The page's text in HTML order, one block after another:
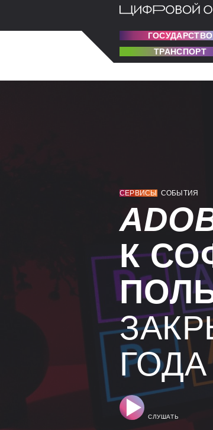
ГОСУДАРСТВО
ТРАНСПОРТ
СЕРВИСЫ СОБЫТИЯ
К
ГОДА
СЛУШАТЬ